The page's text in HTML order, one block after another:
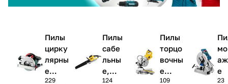
Пилы
цирку
лярны
е
(диск
229
Пилы
сабе
льны
е,
элек
124
Пилы
торцо
вочны
е
(маят
109
е
23
25%